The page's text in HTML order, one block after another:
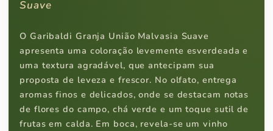
Suave
O Garibaldi Granja União Malvasia Suave
apresenta uma coloração levemente esverdeada e
uma textura agradável, que antecipam sua
proposta de leveza e frescor. No olfato, entrega
aromas finos e delicados, onde se destacam notas
de flores do campo, chá verde e um toque sutil de
frutas em calda. Em boca, revela-se um vinho